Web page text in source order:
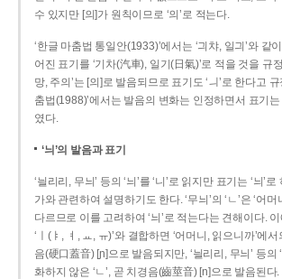
수 있지만 [의]가 원칙이므로 ‘의’로 적는다.
‘한글 마춤법 통일안(1933)’에서는 ‘긔챠, 일긔’와 같
어진 표기를 ‘기차(汽車), 일기(日氣)’로 적을 것을 규
망, 주의’는 [의]로 발음되므로 표기도 ‘ㅢ’로 한다고
춤법(1988)’에서는 발음의 변화는 인정하면서 표기
였다.
‘늬’의 발음과 표기
‘늴리리, 무늬’ 등의 ‘늬’를 ‘니’로 읽지만 표기는 ‘늬’로
가와 관련하여 설명하기도 한다. ‘무늬’의 ‘ㄴ’은 ‘어머
다르므로 이를 고려하여 ‘늬’로 적는다는 견해이다. 이
‘ㅣ(ㅑ, ㅕ, ㅛ, ㅠ)’와 결합하면 ‘어머니, 읽으니까’에
음(硬口蓋音) [ɲ]으로 발음되지만, ‘늴리리, 무늬’ 등의
화하지 않은 ‘ㄴ’, 곧 치경음(齒莖音) [n]으로 발음된다.